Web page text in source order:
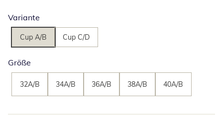
Variante
Cup A/B Cup C/D
Größe
32A/B 34A/B 36A/B 38A/B 40A/B